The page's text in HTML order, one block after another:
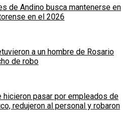
de Andino busca mantenerse en
en el 2026
a un hombre de Rosario
de robo
hicieron pasar por empleados de
redujeron al personal y robaron